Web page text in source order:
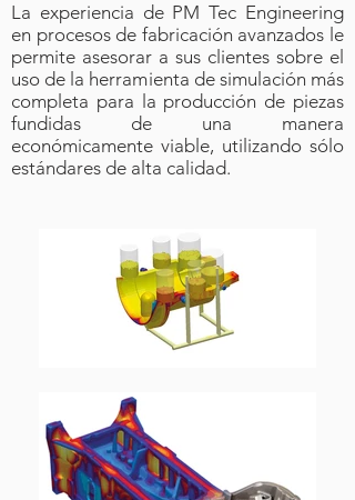
La experiencia de PM Tec Engineering
en procesos de fabricación avanzados le
permite asesorar a sus clientes sobre el
uso de la herramienta de simulación más
completa para la producción de piezas
fundidas de una manera
económicamente viable, utilizando sólo
estándares de alta calidad.